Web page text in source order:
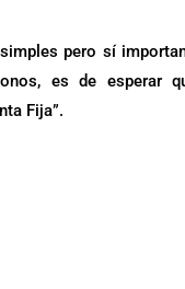
pero sí
es de esperar
Fija”.